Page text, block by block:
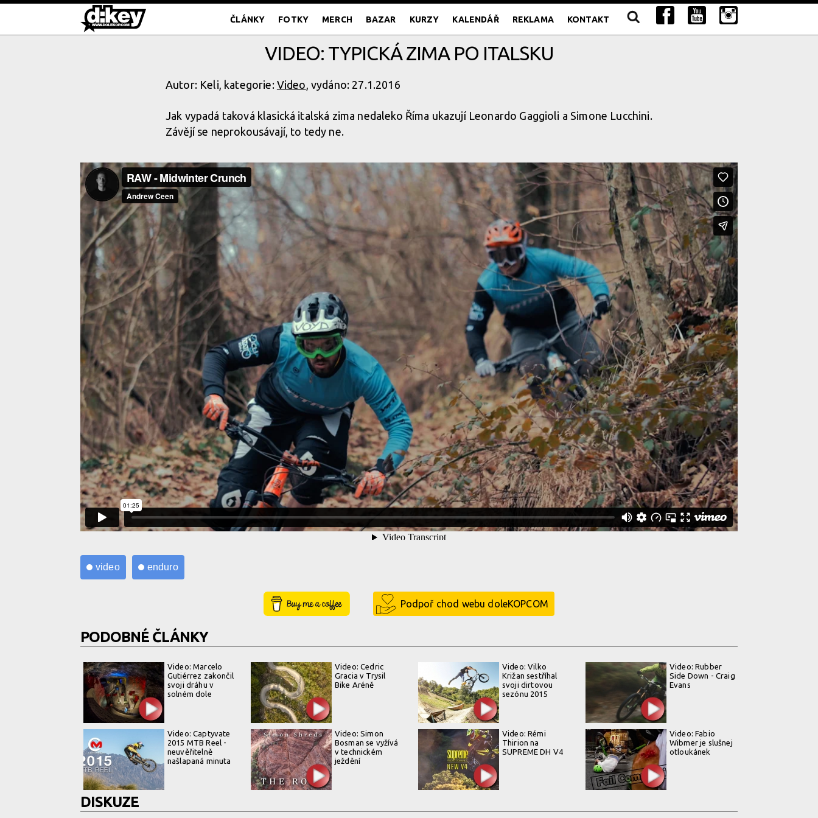
ČLÁNKY FOTKY MERCH BAZAR KURZY KALENDÁŘ REKLAMA KONTAKT
VIDEO: TYPICKÁ ZIMA PO ITALSKU
Autor: Keli, kategorie: Video, vydáno: 27.1.2016
Jak vypadá taková klasická italská zima nedaleko Říma ukazují Leonardo Gaggioli a Simone Lucchini.
Závějí se neprokousávají, to tedy ne.
video enduro
Buy Me a Coffee Podpoř chod webu doleKOPCOM
PODOBNÉ ČLÁNKY
Video: Marcelo
Gutiérrez zakončil
svoji dráhu v
solném dole
Video: Cedric
Gracia v Trysil
Bike Aréně
Video: Vilko
Križan sestříhal
svoji dirtovou
sezónu 2015
Video: Rubber
Side Down - Craig
Evans
Video: Captyvate
2015 MTB Reel -
neuvěřitelně
našlapaná minuta
Video: Simon
Bosman se vyžívá
v technickém
ježdění
Video: Rémi
Thirion na
SUPREME DH V4
Video: Fabio
Wibmer je slušnej
otloukánek
DISKUZE